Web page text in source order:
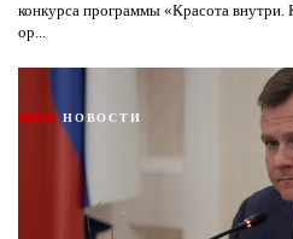
конкурса программы «Красота внутри.
ор...
НОВОСТИ